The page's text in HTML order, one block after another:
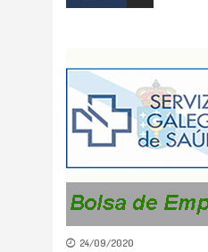
24/09/2020